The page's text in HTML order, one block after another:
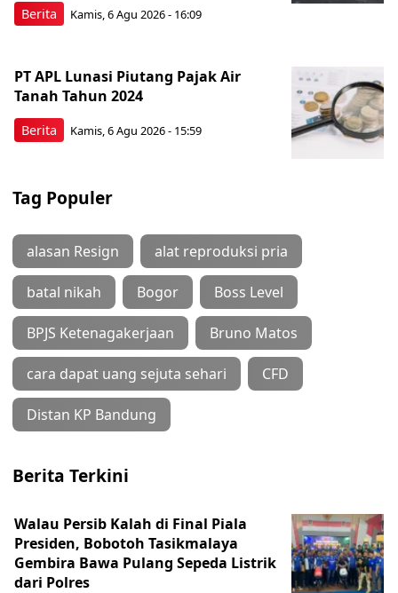
Berita Kamis, 6 Agu 2026 - 16:09
Berita
PT APL Lunasi Piutang Pajak Air
Tanah Tahun 2024
Kamis, 6 Agu 2026 - 15:59
Tag Populer
alasan Resign alat reproduksi pria
batal nikah Bogor Boss Level
BPJS Ketenagakerjaan Bruno Matos
cara dapat uang sejuta sehari CFD
Distan KP Bandung
Berita Terkini
Walau Persib Kalah di Final Piala
Presiden, Bobotoh Tasikmalaya
Gembira Bawa Pulang Sepeda Listrik
dari Polres